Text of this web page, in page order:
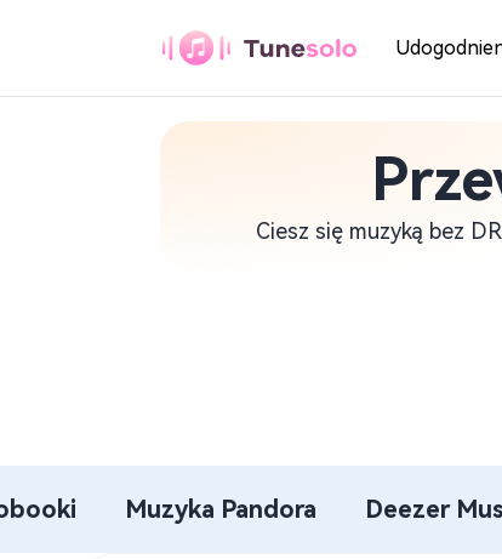
Dowolny konwerter
Pobierz dowolną muzykę w
Pandora
Ciesz się muzyką bez
Muzyka Pandora Deezer